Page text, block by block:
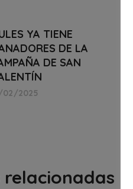
YA TIENE
DE LA
DE SAN
02/2025
relacionadas